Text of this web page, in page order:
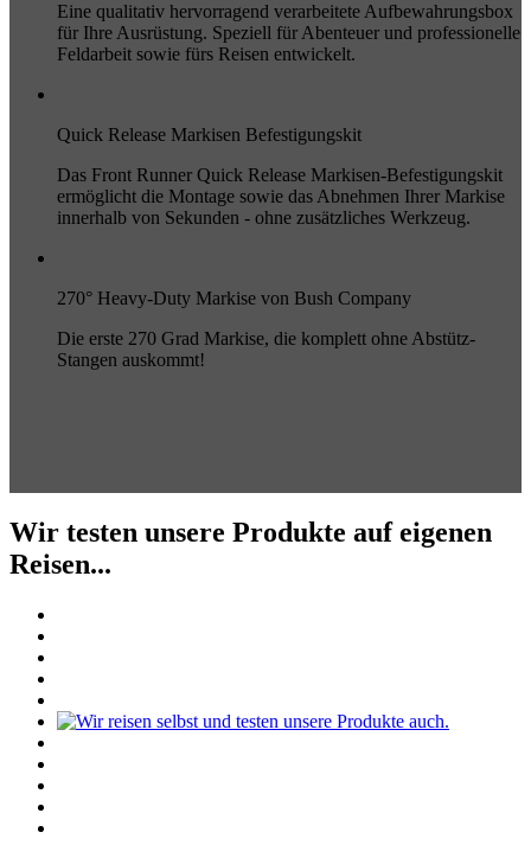
Eine qualitativ hervorragend verarbeitete Aufbewahrungsbox
für Ihre Ausrüstung. Speziell für Abenteuer und professionelle
Feldarbeit sowie fürs Reisen entwickelt.
Quick Release Markisen Befestigungskit
Das Front Runner Quick Release Markisen-Befestigungskit
ermöglicht die Montage sowie das Abnehmen Ihrer Markise
innerhalb von Sekunden - ohne zusätzliches Werkzeug.
270° Heavy-Duty Markise von Bush Company
Die erste 270 Grad Markise, die komplett ohne Abstütz-
Stangen auskommt!
Wir testen unsere Produkte auf eigenen
Reisen...